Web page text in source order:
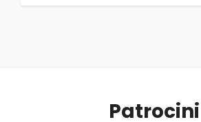
Patrocini